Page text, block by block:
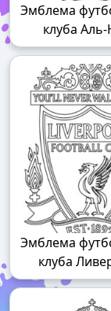
Эмблема
клуба
Эмблема
клуба